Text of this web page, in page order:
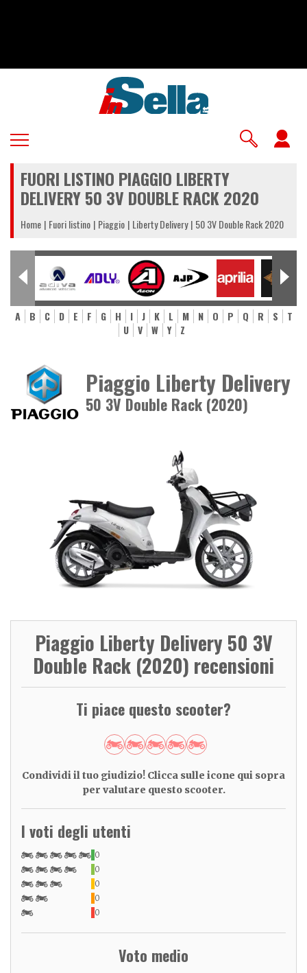
FUORI LISTINO PIAGGIO LIBERTY
DELIVERY 50 3V DOUBLE RACK 2020
Home Fuori listino Piaggio Liberty Delivery 50 3V Double Rack 2020
A B C D E F G H I J K L M N O P Q R S
T
U
V W Y Z
Piaggio Liberty Delivery
50 3V Double Rack (2020)
Piaggio Liberty Delivery 50 3V
Double Rack (2020) recensioni
Ti piace questo scooter?
Condividi il tuo giudizio! Clicca sulle icone qui sopra
per valutare questo scooter.
I voti degli utenti
0
0
0
0
0
Voto medio